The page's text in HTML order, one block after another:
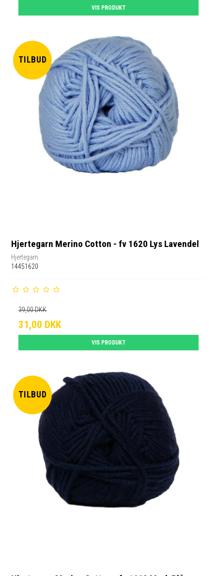
VIS PRODUKT
TILBUD
Hjertegarn Merino Cotton - fv 1620 Lys Lavendel
Hjertegarn
14451620
39,00 DKK
31,00 DKK
VIS PRODUKT
TILBUD